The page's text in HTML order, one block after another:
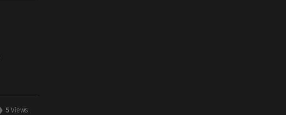
5 Views